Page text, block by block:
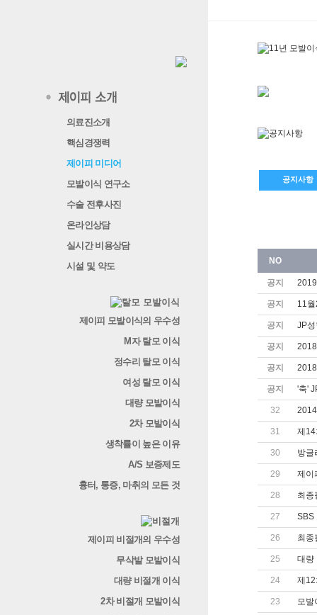
의료진소개
핵심경쟁력
제이피 미디어
모발이식 연구소
수술 전후사진
온라인상담
실시간 비용상담
시설 및 약도
제이피 모발이식의 우수성
M자 탈모 이식
정수리 탈모 이식
여성 탈모 이식
대량 모발이식
2차 모발이식
생착률이 높은 이유
A/S 보증제도
흉터, 통증, 마취의 모든 것
제이피 비절개의 우수성
무삭발 모발이식
대량 비절개 이식
2차 비절개 모발이식
공지사항
NO
공지
공지 11
공지 JP
공지
공지
공지 '축'
32
31 제14
30 방글
29 제이
28 최종
27 SBS
26 최종
25 대량
24 제
23 모발